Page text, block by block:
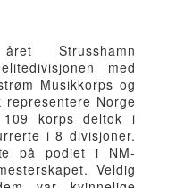
Strusshamn
med
Musikkorps og
Norge
korps deltok i
i 8 divisjoner.
på podiet i NM-
Veldig